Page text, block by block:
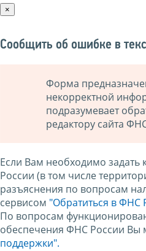
×
Сообщить об ошибке в
Форма
некорректной
подразумевает
редактору сайта
Если Вам необходимо задать
России (в том числе
разъяснения по вопросам
сервисом "Обратиться в ФНС
По вопросам
обеспечения ФНС России Вы
поддержки".